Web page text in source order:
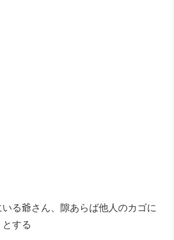
る爺さん、隙あらば他人のカゴに
する